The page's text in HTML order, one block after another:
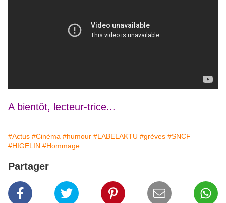
A bientôt, lecteur-trice...
#Actus #Cinéma #humour #LABELAKTU #grèves #SNCF
#HIGELIN #Hommage
Partager